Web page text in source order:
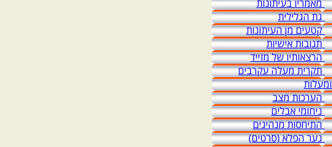
מאמריו בעיתונות
גת הגלילית
קטעים מן העיתונות
תגובות אישיות
הרצאותיו של מזייד
תקרית מעלה עקרבים
ומעלות
הערכות מצב
ניחומי אבלים
התיחסות מנהיגים
נער הפלא (סרטים)